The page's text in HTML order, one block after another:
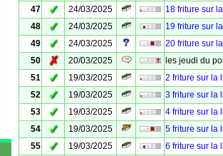
47
✓ 24/03/2025
18 friture sur
48
✓ 24/03/2025
19 friture sur
49
✓ 24/03/2025
20 friture sur
50
✗ 20/03/2025
les jeudi du
51
✓ 19/03/2025
2 friture sur la
52
✓ 19/03/2025
3 friture sur la
53
✓ 19/03/2025
4 friture sur la
54
✓ 19/03/2025
5 friture sur la
55
✓ 19/03/2025
6 friture sur la